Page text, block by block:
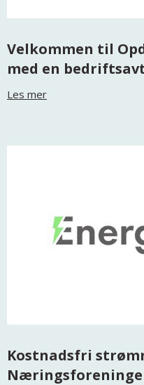
Velkommen til
med en
Les mer
Kostnadsfri